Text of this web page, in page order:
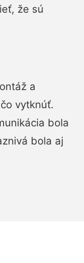
že sú
a
vytknúť.
bola
bola aj